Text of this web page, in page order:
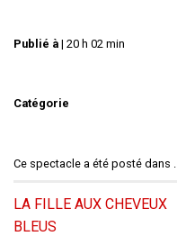
Publié à | 20 h 02 min
Catégorie
Ce spectacle a été posté dans .
LA FILLE AUX CHEVEUX
BLEUS